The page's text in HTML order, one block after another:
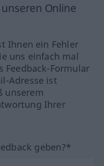
Online
Ihnen ein Fehler
uns einfach mal
Feedback-Formular
Adresse ist
unserem
Ihrer
geben?*